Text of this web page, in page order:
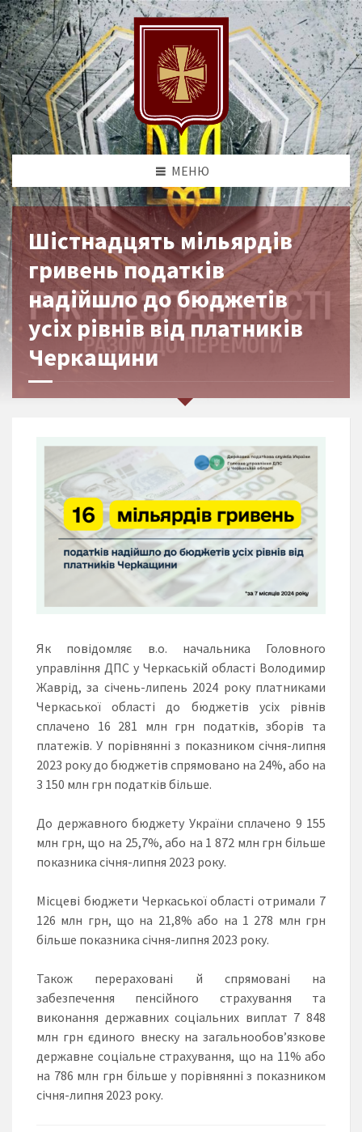
МЕНЮ
Шістнадцять мільярдів
гривень податків
надійшло до бюджетів
усіх рівнів від платників
Черкащини
Як повідомляє в.о. начальника Головного
управління ДПС у Черкаській області Володимир
Жаврід, за січень-липень 2024 року платниками
Черкаської області до бюджетів усіх рівнів
сплачено 16 281 млн грн податків, зборів та
платежів. У порівнянні з показником січня-липня
2023 року до бюджетів спрямовано на 24%, або на
3 150 млн грн податків більше.
До державного бюджету України сплачено 9 155
млн грн, що на 25,7%, або на 1 872 млн грн більше
показника січня-липня 2023 року.
Місцеві бюджети Черкаської області отримали 7
126 млн грн, що на 21,8% або на 1 278 млн грн
більше показника січня-липня 2023 року.
Також перераховані й спрямовані на
забезпечення пенсійного страхування та
виконання державних соціальних виплат 7 848
млн грн єдиного внеску на загальнообов’язкове
державне соціальне страхування, що на 11% або
на 786 млн грн більше у порівнянні з показником
січня-липня 2023 року.